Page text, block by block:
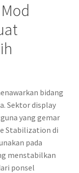
bidang
Sektor display
yang gemar
Stabilization di
pada
menstabilkan
ponsel